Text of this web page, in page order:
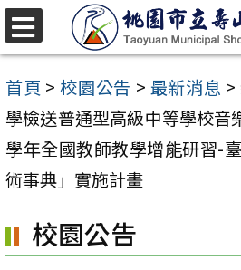
跳
至
主
要
內
容
首頁 > 校園公告 > 最新消息 >
學檢送普通型高級中等學校音
學年全國教師教學增能研習-
術事典」實施計畫
校園公告
選
單